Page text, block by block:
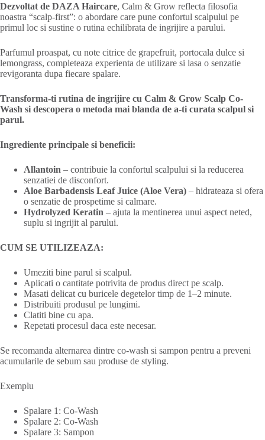
Dezvoltat de DAZA Haircare, Calm & Grow reflecta filosofia
noastra “scalp-first”: o abordare care pune confortul scalpului pe
primul loc si sustine o rutina echilibrata de ingrijire a parului.
Parfumul proaspat, cu note citrice de grapefruit, portocala dulce si
lemongrass, completeaza experienta de utilizare si lasa o senzatie
revigoranta dupa fiecare spalare.
Transforma-ti rutina de ingrijire cu Calm & Grow Scalp Co-
Wash si descopera o metoda mai blanda de a-ti curata scalpul si
parul.
Ingrediente principale si beneficii:
Allantoin – contribuie la confortul scalpului si la reducerea
senzatiei de disconfort.
Aloe Barbadensis Leaf Juice (Aloe Vera) – hidrateaza si ofera
o senzatie de prospetime si calmare.
Hydrolyzed Keratin – ajuta la mentinerea unui aspect neted,
suplu si ingrijit al parului.
CUM SE UTILIZEAZA:
Umeziti bine parul si scalpul.
Aplicati o cantitate potrivita de produs direct pe scalp.
Masati delicat cu buricele degetelor timp de 1–2 minute.
Distribuiti produsul pe lungimi.
Clatiti bine cu apa.
Repetati procesul daca este necesar.
Se recomanda alternarea dintre co-wash si sampon pentru a preveni
acumularile de sebum sau produse de styling.
Exemplu
Spalare 1: Co-Wash
Spalare 2: Co-Wash
Spalare 3: Sampon